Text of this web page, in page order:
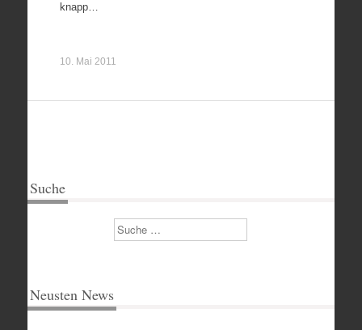
knapp…
10. Mai 2011
Suche
Suchen
Neusten News